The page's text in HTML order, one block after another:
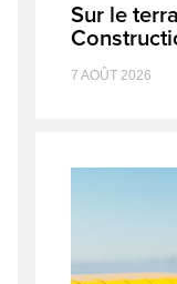
Sur le
7 AOÛT 2026